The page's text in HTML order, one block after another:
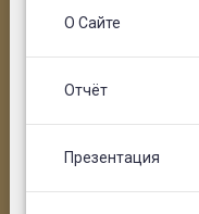
О Сайте
Отчёт
Презентация